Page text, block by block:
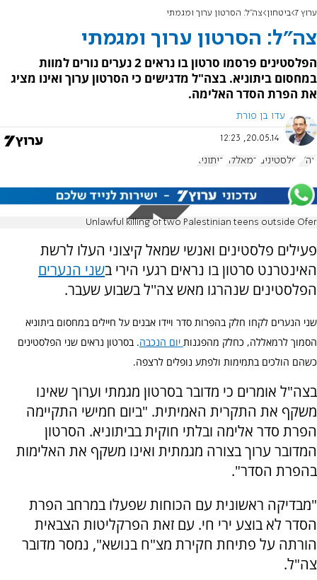
ערוץ 7 ביטחון צה"ל: הסרטון ערוך ומגמתי
צה"ל: הסרטון ערוך ומגמתי
הפלסטינים פרסמו סרטון בו נראים 2 נערים נורים למוות
במחסום ביתוניא. בצה"ל מדגישים כי הסרטון ערוך ואינו מציג
את הפרת הסדר האלימה.
עדו בן פורת
20.05.14, 12:23
צה"ל פלסטינים רמאללה ביתוניא
Unlawful killing of two Palestinian teens outside Ofer
פעילים פלסטינים ואנשי שמאל קיצוני העלו לרשת
האינטרנט סרטון בו נראים רגעי הירי בשני הנערים
הפלסטינים שנהרגו מאש צה''ל בשבוע שעבר.
שני הנערים לקחו חלק בהפרות סדר ויידו אבנים על חיילים במחסום ביתוניא
הסמוך לרמאללה, כחלק מהפגנות יום הנכבה. בסרטון נראים שני הפלסטינים
כשהם הולכים בתמימות ולפתע נופלים לרצפה.
בצה"ל אומרים כי מדובר בסרטון מגמתי וערוך שאינו
משקף את התקרית האמיתית. "ביום חמישי התקיימה
הפרת סדר אלימה ובלתי חוקית בביתוניא. הסרטון
המדובר ערוך בצורה מגמתית ואינו משקף את האלימות
בהפרת הסדר".
"מבדיקה ראשונית עם הכוחות שפעלו במרחב הפרת
הסדר לא בוצע ירי חי. עם זאת הפרקליטות הצבאית
הורתה על פתיחת חקירת מצ"ח בנושא", נמסר מדובר
צה"ל.